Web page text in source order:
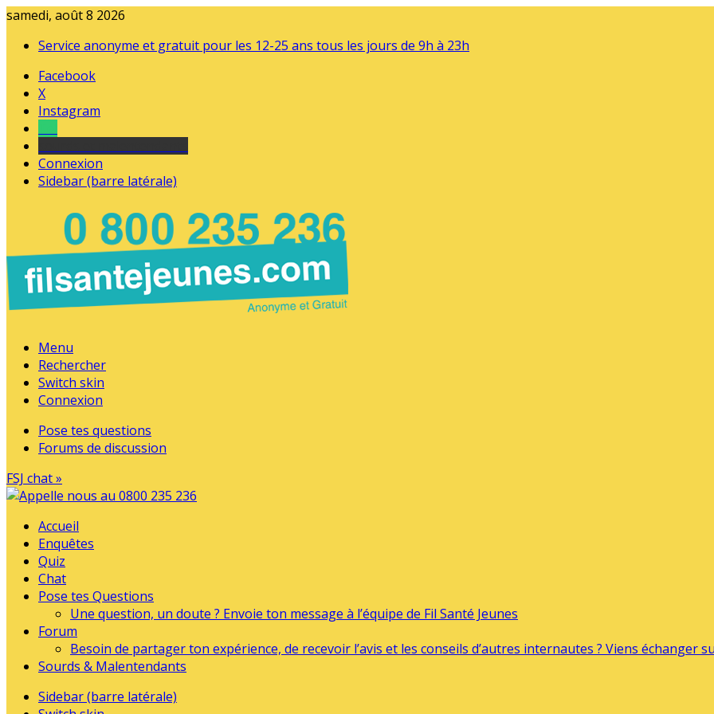
samedi, août 8 2026
Service anonyme et gratuit pour les 12-25 ans tous les jours de 9h à 23h
Facebook
X
Instagram
Connexion
Sidebar (barre latérale)
Menu
Rechercher
Switch skin
Connexion
Pose tes questions
Forums de discussion
FSJ chat »
Accueil
Enquêtes
Quiz
Chat
Pose tes Questions
Une question, un doute ? Envoie ton message à l’équipe de Fil Santé Jeunes
Forum
Besoin de partager ton expérience, de recevoir l’avis et les conseils d’autres internautes ? Viens échanger
Sourds & Malentendants
Sidebar (barre latérale)